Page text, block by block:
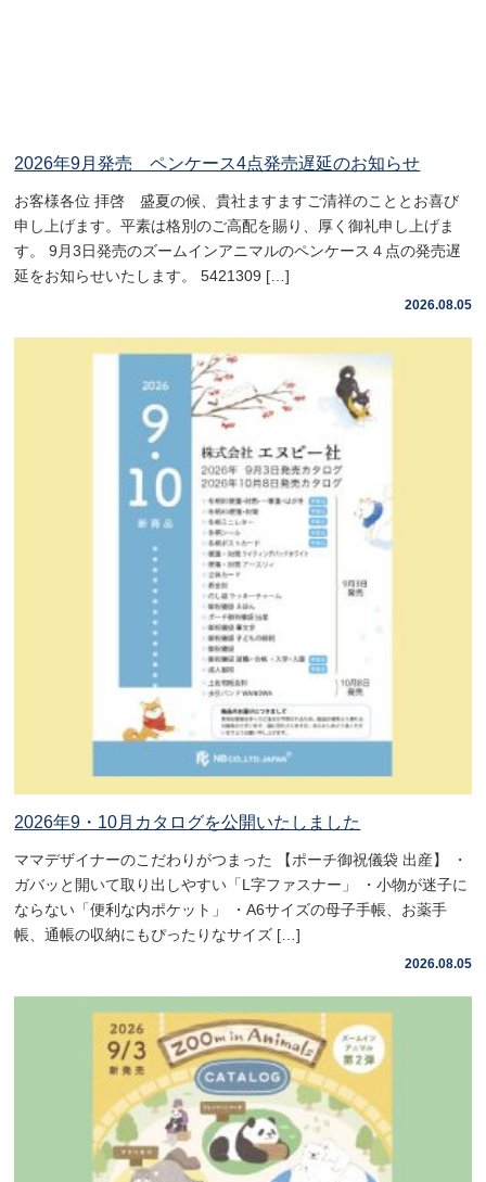
2026年9月発売 ペンケース4点発売遅延のお知らせ
お客様各位 拝啓 盛夏の候、貴社ますますご清祥のこととお喜び
申し上げます。平素は格別のご高配を賜り、厚く御礼申し上げま
す。 9月3日発売のズームインアニマルのペンケース４点の発売遅
延をお知らせいたします。 5421309 […]
2026.08.05
2026年9・10月カタログを公開いたしました
ママデザイナーのこだわりがつまった 【ポーチ御祝儀袋 出産】 ・
ガバッと開いて取り出しやすい「L字ファスナー」 ・小物が迷子に
ならない「便利な内ポケット」 ・A6サイズの母子手帳、お薬手
帳、通帳の収納にもぴったりなサイズ […]
2026.08.05